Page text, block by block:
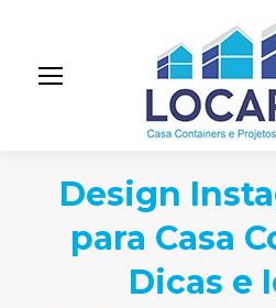
Design
para Casa
Dicas e